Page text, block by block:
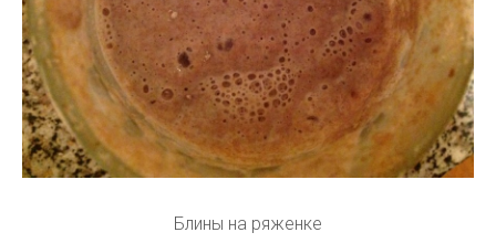
Блины на ряженке